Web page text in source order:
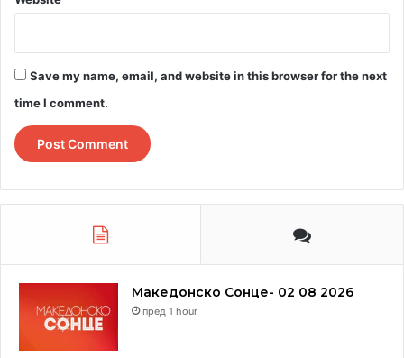
Save my name, email, and website in this browser for the next
time I comment.
Македонско Сонце- 02 08 2026
пред 1 hour